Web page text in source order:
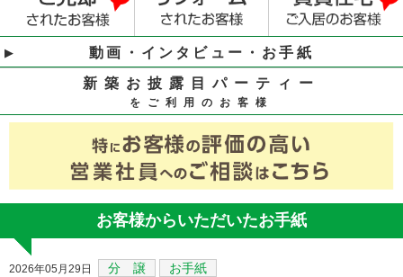
動画・インタビュー・お手紙
新築お披露目パーティー
をご利用のお客様
お客様からいただいたお手紙
2026年05月29日 分 譲 お手紙